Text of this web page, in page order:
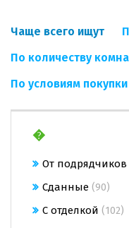
Чаще всего ищут
По количеству
По условиям покупки
�
От подрядчиков
Сданные (90)
С отделкой (102)